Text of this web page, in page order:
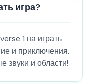
игра?
1 на играть
и приключения.
звуки и области!